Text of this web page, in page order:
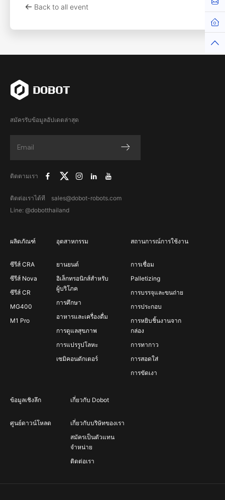
Back to all event
สมัครรับข้อมูลอัปเดตล่าสุด
ติดตามเรา
ติดต่อเราได้ที sales@dobot-robots.com
Line: @dobotthailand
ผลิตภัณฑ์
ซีรีส์ CRA
ซีรีส์ Nova
ซีรีส์ CR
MG400
M1 Pro
อุตสาหกรรม
ยานยนต์
อิเล็กทรอนิกส์สำหรับ
ผู้บริโภค
การศึกษา
อาหารและเครื่องดื่ม
การดูแลสุขภาพ
การแปรรูปโลหะ
เซมิคอนดักเตอร์
สถานการณ์การใช้งาน
การเชื่อม
Palletizing
การบรรจุและขนถ่าย
การประกอบ
การหยิบชิ้นงานจาก
กล่อง
การทากาว
การสอดใส่
การขัดเงา
ข้อมูลเชิงลึก
ศูนย์ดาวน์โหลด
เกี่ยวกับ Dobot
เกี่ยวกับบริษัทของเรา
สมัครเป็นตัวแทน
จำหน่าย
ติดต่อเรา
Top